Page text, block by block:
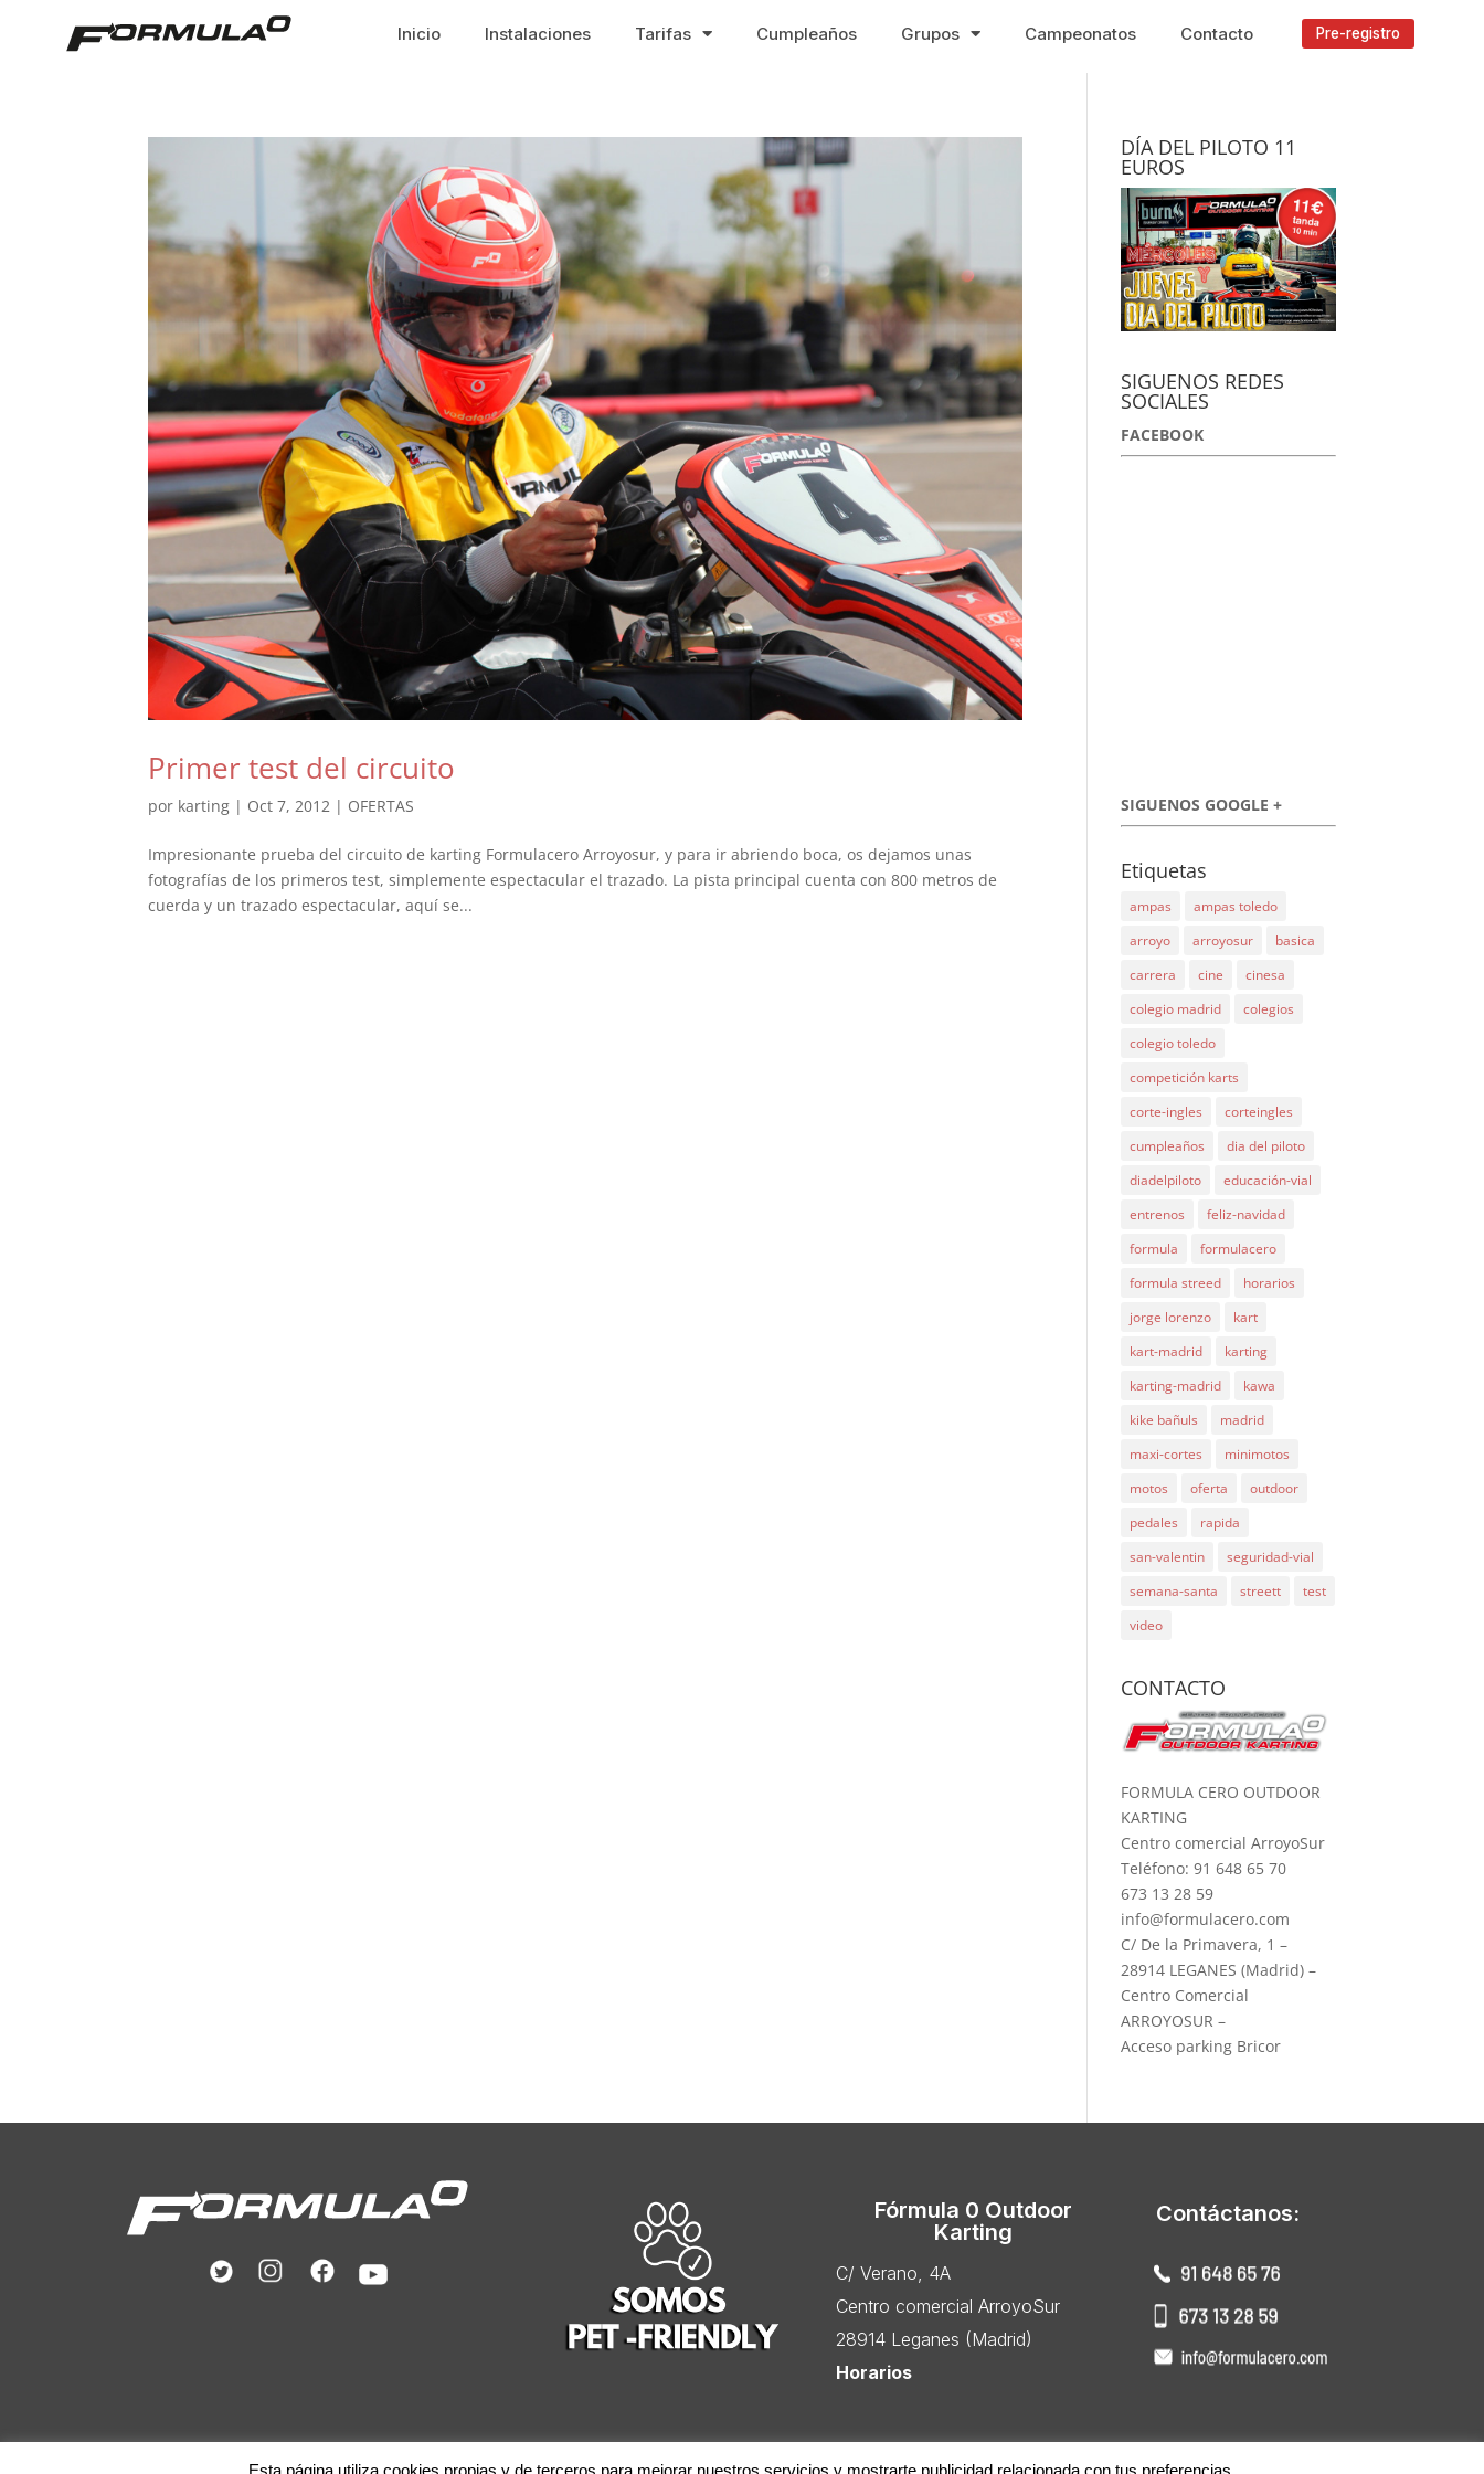
Inicio Instalaciones Tarifas Cumpleaños Grupos Campeonatos Contacto Pre-registro
Primer test del circuito
por karting | Oct 7, 2012 | OFERTAS
Impresionante prueba del circuito de karting Formulacero Arroyosur, y para ir abriendo boca, os dejamos unas
fotografías de los primeros test, simplemente espectacular el trazado. La pista principal cuenta con 800 metros de
cuerda y un trazado espectacular, aquí se...
DÍA DEL PILOTO 11
EUROS
SIGUENOS REDES
SOCIALES
FACEBOOK
SIGUENOS GOOGLE +
Etiquetas
ampas
ampas toledo
arroyo
arroyosur
basica
carrera
cine
cinesa
colegio madrid
colegios
colegio toledo
competición karts
corte-ingles
corteingles
cumpleaños
dia del piloto
diadelpiloto
educación-vial
entrenos
feliz-navidad
formula
formulacero
formula streed
horarios
jorge lorenzo
kart
kart-madrid
karting
karting-madrid
kawa
kike bañuls
madrid
maxi-cortes
minimotos
motos
oferta
outdoor
pedales
rapida
san-valentin
seguridad-vial
semana-santa
streett
test
video
CONTACTO
FORMULA CERO OUTDOOR
KARTING
Centro comercial ArroyoSur
Teléfono: 91 648 65 70
673 13 28 59
info@formulacero.com
C/ De la Primavera, 1 –
28914 LEGANES (Madrid) –
Centro Comercial
ARROYOSUR –
Acceso parking Bricor
Fórmula 0 Outdoor
Karting
C/ Verano, 4A
Centro comercial ArroyoSur
28914 Leganes (Madrid)
Horarios
Contáctanos:
Esta página utiliza cookies propias y de terceros para mejorar nuestros servicios y mostrarte publicidad relacionada con tus preferencias.